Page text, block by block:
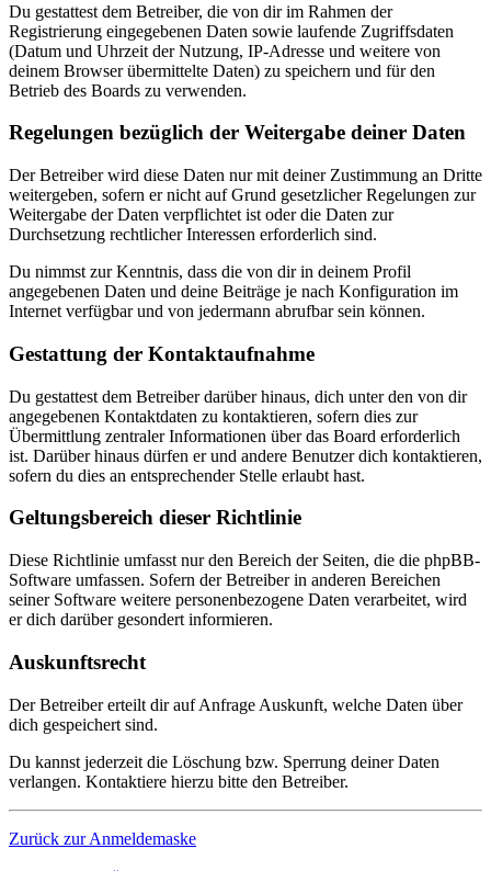
Du gestattest dem Betreiber, die von dir im Rahmen der
Registrierung eingegebenen Daten sowie laufende Zugriffsdaten
(Datum und Uhrzeit der Nutzung, IP-Adresse und weitere von
deinem Browser übermittelte Daten) zu speichern und für den
Betrieb des Boards zu verwenden.
Regelungen bezüglich der Weitergabe deiner Daten
Der Betreiber wird diese Daten nur mit deiner Zustimmung an Dritte
weitergeben, sofern er nicht auf Grund gesetzlicher Regelungen zur
Weitergabe der Daten verpflichtet ist oder die Daten zur
Durchsetzung rechtlicher Interessen erforderlich sind.
Du nimmst zur Kenntnis, dass die von dir in deinem Profil
angegebenen Daten und deine Beiträge je nach Konfiguration im
Internet verfügbar und von jedermann abrufbar sein können.
Gestattung der Kontaktaufnahme
Du gestattest dem Betreiber darüber hinaus, dich unter den von dir
angegebenen Kontaktdaten zu kontaktieren, sofern dies zur
Übermittlung zentraler Informationen über das Board erforderlich
ist. Darüber hinaus dürfen er und andere Benutzer dich kontaktieren,
sofern du dies an entsprechender Stelle erlaubt hast.
Geltungsbereich dieser Richtlinie
Diese Richtlinie umfasst nur den Bereich der Seiten, die die phpBB-
Software umfassen. Sofern der Betreiber in anderen Bereichen
seiner Software weitere personenbezogene Daten verarbeitet, wird
er dich darüber gesondert informieren.
Auskunftsrecht
Der Betreiber erteilt dir auf Anfrage Auskunft, welche Daten über
dich gespeichert sind.
Du kannst jederzeit die Löschung bzw. Sperrung deiner Daten
verlangen. Kontaktiere hierzu bitte den Betreiber.
Zurück zur Anmeldemaske